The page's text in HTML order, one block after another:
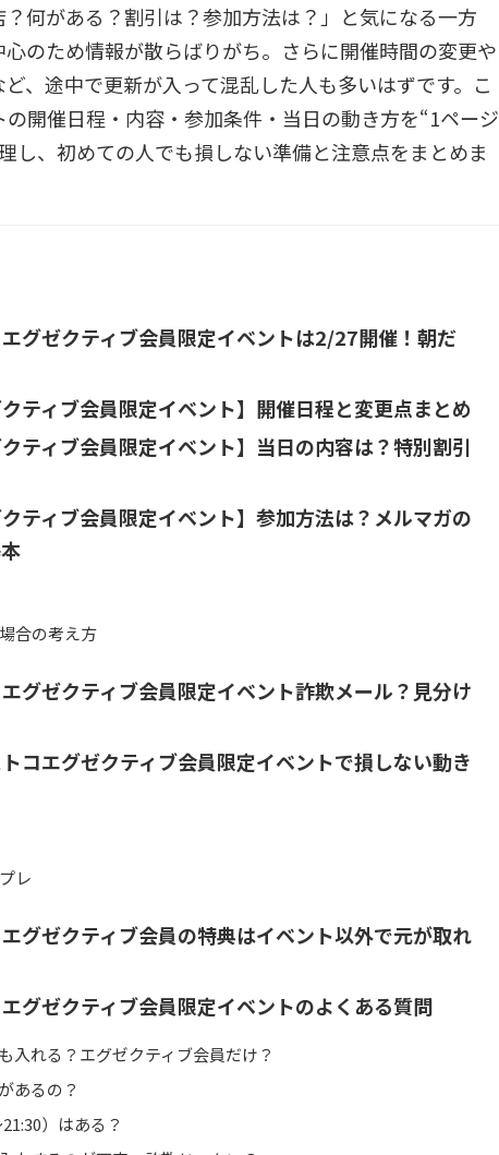
？何がある？割引は？参加方法は？」と気になる一方
のため情報が散らばりがち。さらに開催時間の変更や
、途中で更新が入って混乱した人も多いはずです。こ
開催日程・内容・参加条件・当日の動き方を“1ページ
し、初めての人でも損しない準備と注意点をまとめま
エグゼクティブ会員限定イベントは2/27開催！朝だ
クティブ会員限定イベント】開催日程と変更点まとめ
クティブ会員限定イベント】当日の内容は？特別割引
クティブ会員限定イベント】参加方法は？メルマガの
合の考え方
エグゼクティブ会員限定イベント詐欺メール？見分け
トコエグゼクティブ会員限定イベントで損しない動き
レ
エグゼクティブ会員の特典はイベント以外で元が取れ
エグゼクティブ会員限定イベントのよくある質問
入れる？エグゼクティブ会員だけ？
あるの？
）はある？